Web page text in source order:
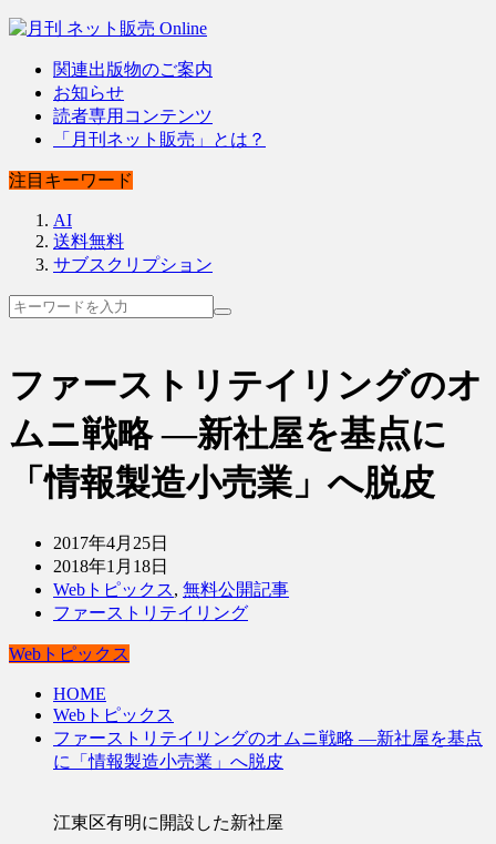
関連出版物のご案内
お知らせ
読者専用コンテンツ
「月刊ネット販売」とは？
注目キーワード
AI
送料無料
サブスクリプション
ファーストリテイリングのオ
ムニ戦略 ―新社屋を基点に
「情報製造小売業」へ脱皮
2017年4月25日
2018年1月18日
Webトピックス, 無料公開記事
ファーストリテイリング
Webトピックス
HOME
Webトピックス
ファーストリテイリングのオムニ戦略 ―新社屋を基点
に「情報製造小売業」へ脱皮
江東区有明に開設した新社屋